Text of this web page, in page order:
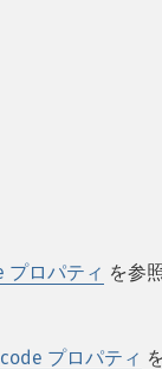
プロパティ を参照
プロパティ